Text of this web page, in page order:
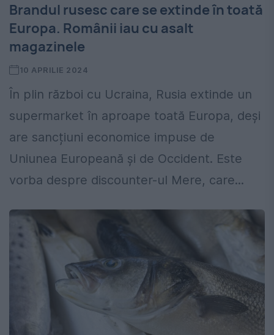
Brandul rusesc care se extinde în toată
Europa. Românii iau cu asalt
magazinele
10 APRILIE 2024
În plin război cu Ucraina, Rusia extinde un
supermarket în aproape toată Europa, deși
are sancțiuni economice impuse de
Uniunea Europeană și de Occident. Este
vorba despre discounter-ul Mere, care...